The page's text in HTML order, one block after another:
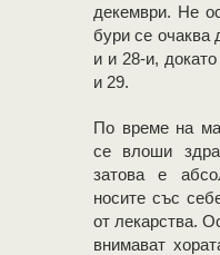
декември. Не
бури се очаква
и и 28-и,
и 29.
По време на
се влоши
затова е
носите със
от лекарства.
внимават